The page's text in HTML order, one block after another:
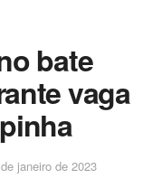
bate
vaga
janeiro de 2023